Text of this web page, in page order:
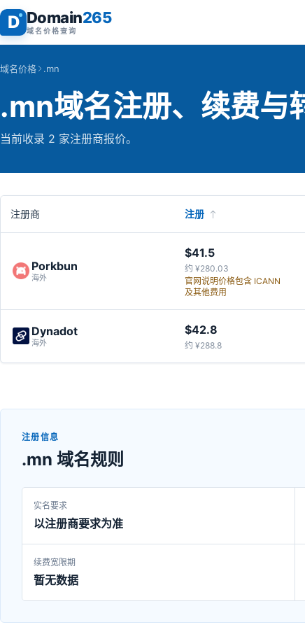
D Domain265
域名价格查询
域名价格 .mn
.mn域名注册、续费与
当前收录 2 家注册商报价。
注册商 注册
Porkbun
海外
$41.5
约 ¥280.03
官网说明价格包含 ICANN
及其他费用
Dynadot
海外
$42.8
约 ¥288.8
注册信息
.mn 域名规则
实名要求
以注册商要求为准
续费宽限期
暂无数据